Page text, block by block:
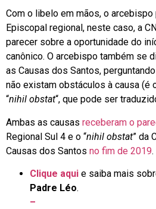
Com o libelo em mãos, o arcebispo
Episcopal regional, neste caso, a
parecer sobre a oportunidade do
canônico. O arcebispo também se
as Causas dos Santos,
não existam obstáculos à causa (é
“nihil obstat“, que pode ser
Ambas as causas receberam o
Regional Sul 4 e o “nihil obstat” da
Causas dos Santos no fim de 2019.
Clique aqui e saiba mais
Padre Léo.
–